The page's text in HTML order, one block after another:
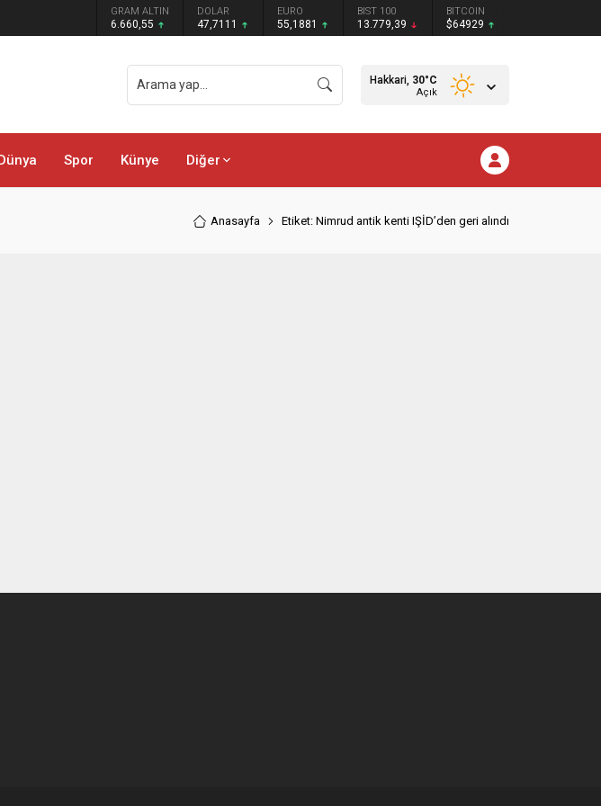
GRAM ALTIN
6.660,55
DOLAR
47,7111
EURO
55,1881
BIST 100
13.779,39
BITCOIN
$64929
Hakkari, 30°C
Açık
Spor Künye Diğer
Anasayfa Etiket: Nimrud antik kenti IŞİD’den geri alındı